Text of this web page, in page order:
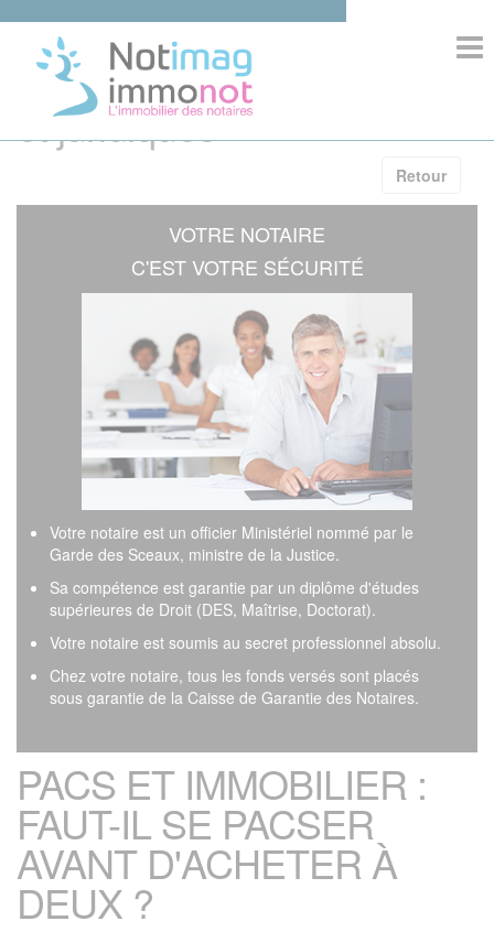
ACCUEIL
COMPETENCES
Informations immobilières
et juridiques
Retour
VOTRE NOTAIRE
C'EST VOTRE SÉCURITÉ
Votre notaire est un officier Ministériel nommé par le
Garde des Sceaux, ministre de la Justice.
Sa compétence est garantie par un diplôme d'études
supérieures de Droit (DES, Maîtrise, Doctorat).
Votre notaire est soumis au secret professionnel absolu.
Chez votre notaire, tous les fonds versés sont placés
sous garantie de la Caisse de Garantie des Notaires.
PACS ET IMMOBILIER :
FAUT-IL SE PACSER
AVANT D'ACHETER À
DEUX ?